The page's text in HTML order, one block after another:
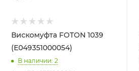
Вискомуфта FOTON 1039
(E049351000054)
В наличии: 2